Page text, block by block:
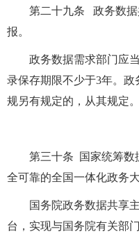
第二十九条 政务数据
报。
政务数据需求部门应
录保存期限不少于3年。
规另有规定的，从其规定。
第三十条 国家统筹数
全可靠的全国一体化政务
国务院政务数据共享
台，实现与国务院有关部